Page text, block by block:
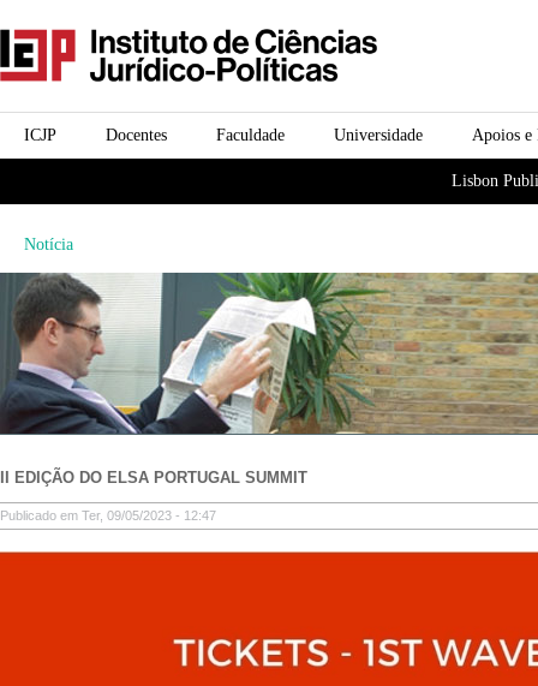
principal
icjp
menu-institucional Apoios e
Universidade
Faculdade
Docentes
ICJP
Lisbon
Notícia
II EDIÇÃO DO ELSA PORTUGAL SUMMIT
Publicado em Ter, 09/05/2023 - 12:47